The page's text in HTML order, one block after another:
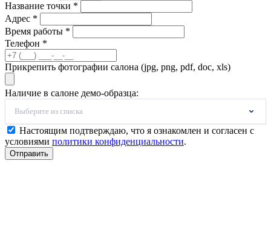
Название точки *
Адрес *
Время работы *
Телефон *
Прикрепить фотографии салона (jpg, png, pdf, doc, xls)
Наличие в салоне демо-образца:
Выберите из списка
Настоящим подтверждаю, что я ознакомлен и согласен с
условиями политики конфиденциальности.
Отправить